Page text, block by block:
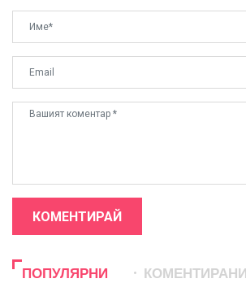
КОМЕНТИРАЙ
ПОПУЛЯРНИ КОМЕНТИРАНИ